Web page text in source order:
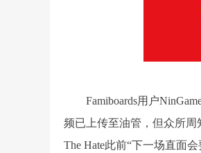
Famiboards用户
频已上传至油管，但众所
The Hate此前“下一场直面